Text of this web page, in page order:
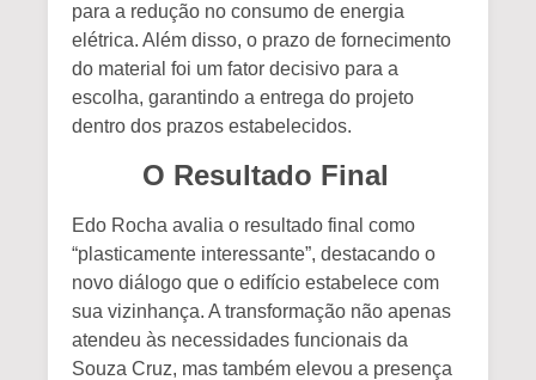
para a redução no consumo de energia
elétrica. Além disso, o prazo de fornecimento
do material foi um fator decisivo para a
escolha, garantindo a entrega do projeto
dentro dos prazos estabelecidos.
O Resultado Final
Edo Rocha avalia o resultado final como
“plasticamente interessante”, destacando o
novo diálogo que o edifício estabelece com
sua vizinhança. A transformação não apenas
atendeu às necessidades funcionais da
Souza Cruz, mas também elevou a presença